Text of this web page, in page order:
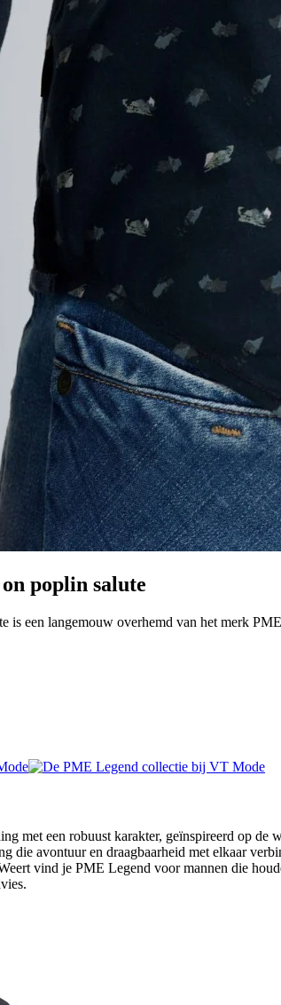
poplin salute
is een langemouw overhemd van het merk
met een robuust karakter, geïnspireerd op
die avontuur en draagbaarheid met elkaar
vind je PME Legend voor mannen die